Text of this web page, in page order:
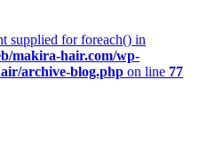
supplied for foreach() in
makira-hair.com/wp-
archive-blog.php on line 77